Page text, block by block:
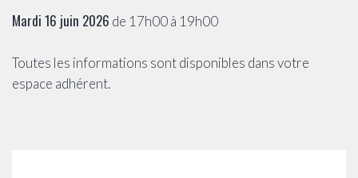
Mardi 16 juin 2026 de 17h00 à 19h00
Toutes les informations sont disponibles dans votre
espace adhérent.